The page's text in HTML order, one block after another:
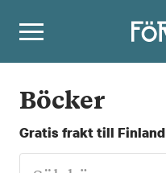
Böcker
Gratis frakt till Finland